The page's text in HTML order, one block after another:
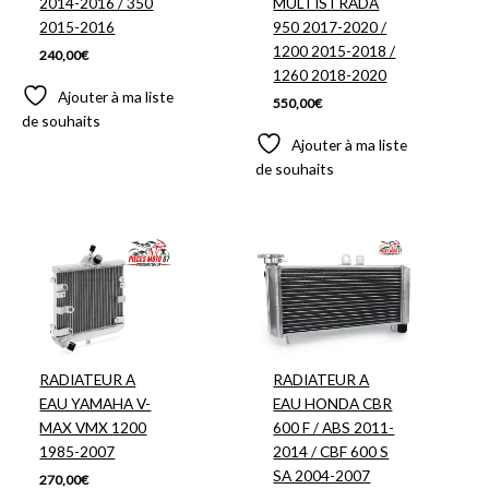
2015-2016
240,00€
Ajouter à ma liste
de souhaits
950 2017-2020 /
1200 2015-2018 /
1260 2018-2020
550,00€
Ajouter à ma liste
de souhaits
RADIATEUR A
EAU YAMAHA V-
MAX VMX 1200
1985-2007
270,00€
RADIATEUR A
EAU HONDA CBR
600 F / ABS 2011-
2014 / CBF 600 S
SA 2004-2007